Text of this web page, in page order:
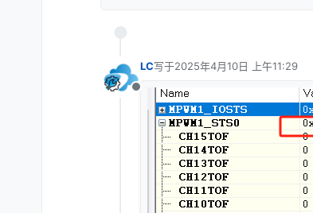
离线
LC写于2025年4月10日 上午11:29
最后由 编辑